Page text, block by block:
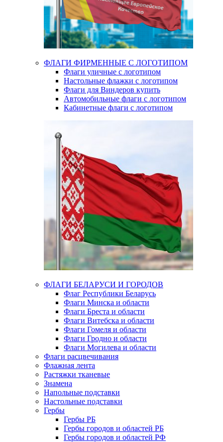
ФЛАГИ ФИРМЕННЫЕ С ЛОГОТИПОМ
Флаги уличные с логотипом
Настольные флажки с логотипом
Флаги для Виндеров купить
Автомобильные флаги с логотипом
Кабинетные флаги с логотипом
ФЛАГИ БЕЛАРУСИ И ГОРОДОВ
Флаг Республики Беларусь
Флаги Минска и области
Флаги Бреста и области
Флаги Витебска и области
Флаги Гомеля и области
Флаги Гродно и области
Флаги Могилева и области
Флаги расцвечивания
Флажная лента
Растяжки тканевые
Знамена
Напольные подставки
Настольные подставки
Гербы
Гербы РБ
Гербы городов и областей РБ
Гербы городов и областей РФ